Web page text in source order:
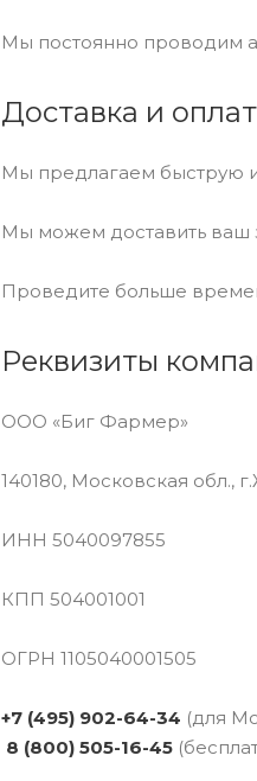
Мы постоянно проводим
Доставка и
Мы предлагаем быструю
Мы можем доставить ваш
Проведите больше
Реквизиты
ООО «Биг Фармер»
140180, Московская обл.,
ИНН 5040097855
КПП 504001001
ОГРН 1105040001505
+7 (495) 902-64-34 (для
8 (800) 505-16-45